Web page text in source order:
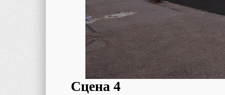
Сцена 4